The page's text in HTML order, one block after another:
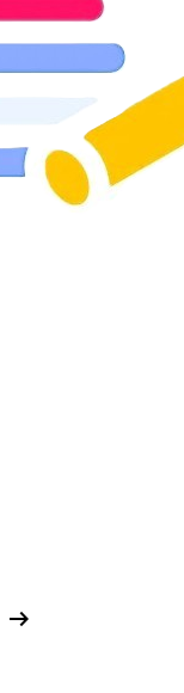
arrow_right_alt